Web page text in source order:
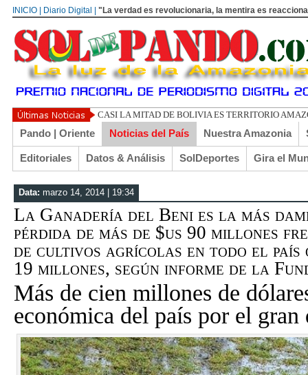
INICIO | Diario Digital | "La verdad es revolucionaria, la mentira es
UN LIBERTARIO LLAMADO EL TURI
Pando | Oriente Noticias del País Nuestra Amazonia
Editoriales Datos & Análisis SolDeportes Gira el
Data: marzo 14, 2014 | 19:34
La Ganadería del Beni es la más
pérdida de más de $us 90 millones
de cultivos agrícolas en todo el país
19 millones, según informe de la
Más de cien millones de
económica del país por el gran